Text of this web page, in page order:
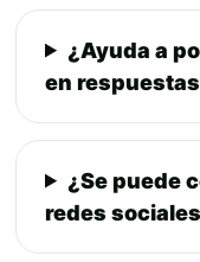
¿Ayuda a
en
¿Se puede
redes